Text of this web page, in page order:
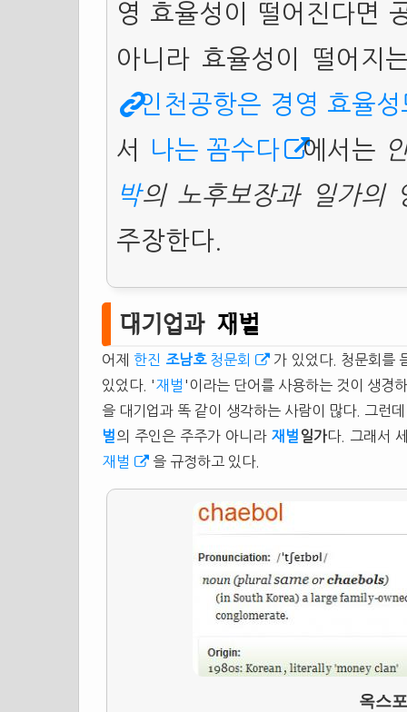
영 효율성이 떨어진다면
아니라 효율성이 떨어지
인천공항은 경영 효율
서
나는 꼼수다 에서는
박의 노후보장과 일가의
주장한다.
대기업과 재벌
어제 한진 조남호청문회
가 있었다. 청문회를
있었다. '재벌 '이라는 단어를 사용하는 것이 생경
을 대기업과 똑 같이 생각하는 사람이 많다. 그런
벌의 주인은 주주가 아니라 재벌 일가다. 그래서
재벌
을 규정하고 있다.
옥스